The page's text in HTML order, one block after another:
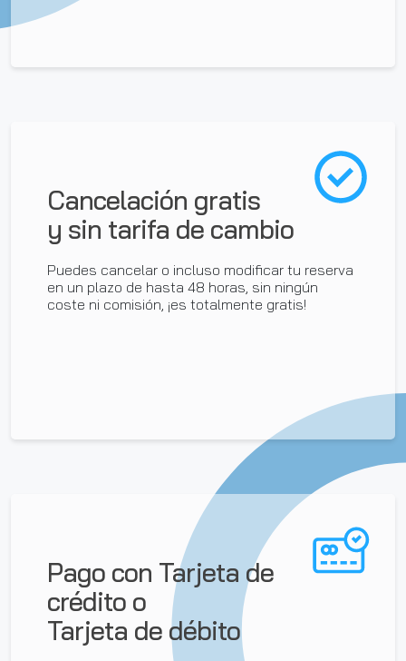
Cancelación gratis
y sin tarifa de cambio
Puedes cancelar o incluso modificar tu reserva
en un plazo de hasta 48 horas, sin ningún
coste ni comisión, ¡es totalmente gratis!
Pago con Tarjeta de
crédito o
Tarjeta de débito